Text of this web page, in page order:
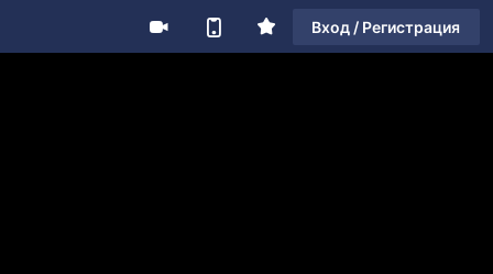
Вход / Регистрация